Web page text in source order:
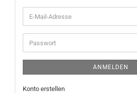
E-
Mail-
Adresse
Passwort
ANMELDEN
Konto erstellen